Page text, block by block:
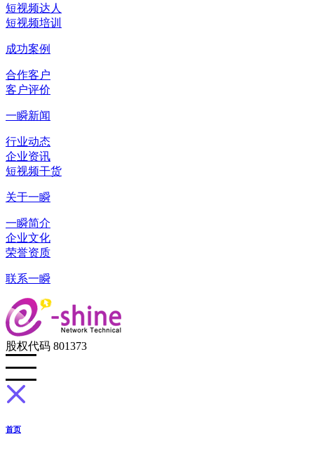
短视频达人
短视频培训
成功案例
合作客户
客户评价
一瞬新闻
行业动态
企业资讯
短视频干货
关于一瞬
一瞬简介
企业文化
荣誉资质
联系一瞬
股权代码 801373
首页